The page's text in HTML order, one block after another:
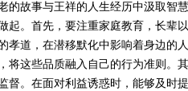
的故事与王祥的人生经历中汲取智
起。首先，要注重家庭教育，长辈
孝道，在潜移默化中影响着身边的
将这些品质融入自己的行为准则。
督。在面对利益诱惑时，能够及时